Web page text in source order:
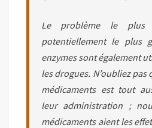
Le problème le plus
potentiellement le plus
enzymes sont également
les drogues. N’oubliez pas
médicaments est tout
leur administration ;
médicaments aient les